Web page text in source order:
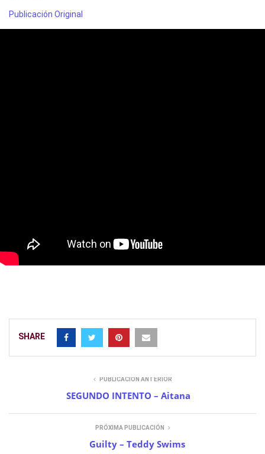
Publicación Original
SHARE
PUBLICACIÓN ANTERIOR
SEGUNDO INTENTO – Aitana
PRÓXIMA PUBLICACIÓN
Guilty – Teddy Swims